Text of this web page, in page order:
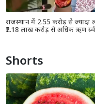
राजस्थान में 2.55 करोड़ से ज्यादा
₹2.18 लाख करोड़ से अधिक ऋण
Shorts